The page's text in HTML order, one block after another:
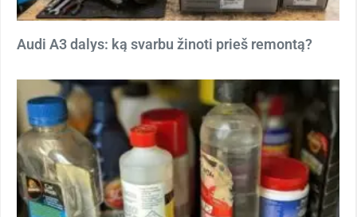
Audi A3 dalys: ką svarbu žinoti prieš remontą?